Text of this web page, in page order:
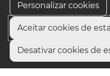
Personalizar cookies
Aceitar cookies de
Desativar cookies de
Início
Moliceiro em encontro de